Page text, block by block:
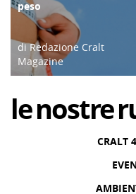
peso
di Redazione Cralt
Magazine
lenostre
CRALT